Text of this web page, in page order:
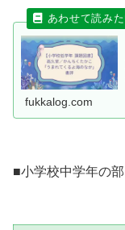
fukkalog.com
■小学校中学年の部